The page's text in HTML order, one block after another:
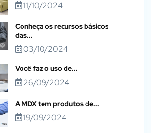
11/10/2024
Conheça os recursos básicos
das...
03/10/2024
Você faz o uso de...
26/09/2024
A MDX tem produtos de...
19/09/2024